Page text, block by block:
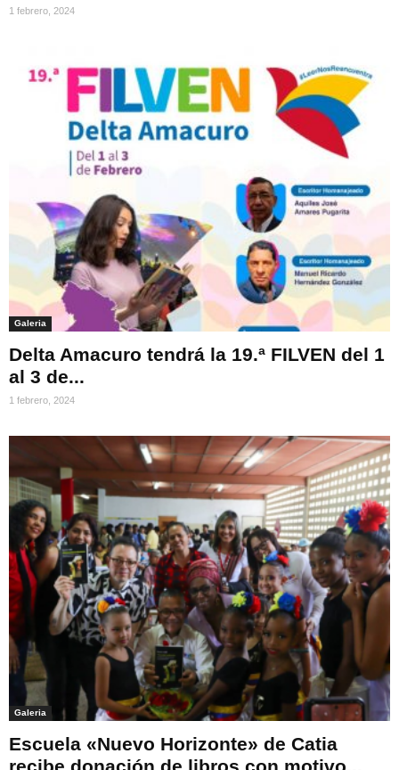
1 febrero, 2024
Galeria
Delta Amacuro tendrá la 19.ª FILVEN del 1
al 3 de...
1 febrero, 2024
Galeria
Escuela «Nuevo Horizonte» de Catia
recibe donación de libros con motivo...